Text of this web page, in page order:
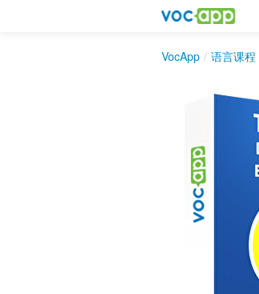
VocApp / 语言课程